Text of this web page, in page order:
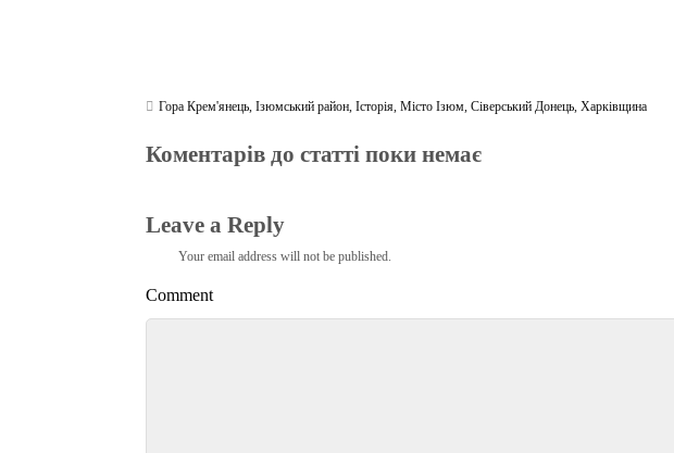
Гора Крем'янець ,Ізюмський район ,Історія ,Місто Ізюм ,Сіверський Донець ,Харківщина
Коментарів до статті поки немає
Leave a Reply
Your email address will not be published.
Comment